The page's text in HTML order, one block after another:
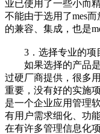
业已使用了一些小而
不能由于选用了mes
的兼容、集成，也是
3．选择专业的项
如果选择的产品是
过硬厂商提供，很多
重要，没有好的实施
是一个企业应用管理
有用户需求细化、功
在有许多管理信息化